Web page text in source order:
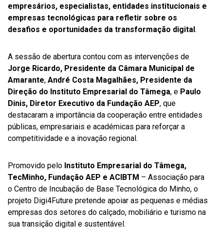
empresários, especialistas, entidades institucionais e
empresas tecnológicas para refletir sobre os
desafios e oportunidades da transformação digital .
A sessão de abertura contou com as intervenções de
Jorge Ricardo, Presidente da Câmara Municipal de
Amarante, André Costa Magalhães, Presidente da
Direção do Instituto Empresarial do Tâmega, e Paulo
Dinis, Diretor Executivo da Fundação AEP, que
destacaram a importância da cooperação entre entidades
públicas, empresariais e académicas para reforçar a
competitividade e a inovação regional.
Promovido pelo Instituto Empresarial do Tâmega,
TecMinho, Fundação AEP e ACIBTM – Associação para
o Centro de Incubação de Base Tecnológica do Minho, o
projeto Digi4Future pretende apoiar as pequenas e médias
empresas dos setores do calçado, mobiliário e turismo na
sua transição digital e sustentável.